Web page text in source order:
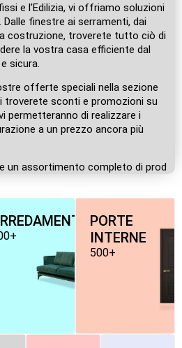
e l’Edilizia, vi offriamo soluzioni
Dalle finestre ai serramenti, dai
costruzione, troverete tutto ciò di
la vostra casa efficiente dal
sicura.
offerte speciali nella sezione
troverete sconti e promozioni su
permetteranno di realizzare i
a un prezzo ancora più
un assortimento completo di prod
PORTE
INTERNE
500+